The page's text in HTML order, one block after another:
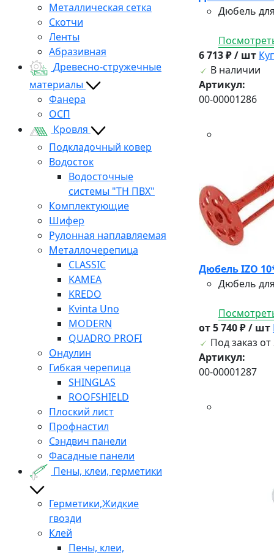
Металлическая сетка
Скотчи
Ленты
Абразивная
Древесно-стружечные
материалы
Фанера
ОСП
Кровля
Подкладочный ковер
Водосток
Водосточные
системы "ТН ПВХ"
Комплектующие
Шифер
Рулонная наплавляемая
Металлочерепица
CLASSIC
KAMEA
KREDO
Kvinta Uno
MODERN
QUADRO PROFI
Ондулин
Гибкая черепица
SHINGLAS
ROOFSHIELD
Плоский лист
Профнастил
Сэндвич панели
Фасадные панели
Пены, клеи, герметики
Герметики,Жидкие
гвозди
Клей
Пены, клеи,
Дюбель
6 713 ₽ / шт
В наличии
Артикул:
00-00001286
Дюбель IZO
Дюбель
от 5 740 ₽ / шт
Под заказ от
Артикул:
00-00001287